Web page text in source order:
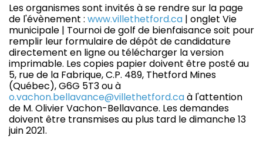
Les organismes sont invités à se rendre sur la page
de l'évènement : www.villethetford.ca | onglet Vie
municipale | Tournoi de golf de bienfaisance soit pour
remplir leur formulaire de dépôt de candidature
directement en ligne ou télécharger la version
imprimable. Les copies papier doivent être posté au
5, rue de la Fabrique, C.P. 489, Thetford Mines
(Québec), G6G 5T3 ou à
o.vachon.bellavance@villethetford.caà l'attention
de M. Olivier Vachon-Bellavance. Les demandes
doivent être transmises au plus tard le dimanche 13
juin 2021.